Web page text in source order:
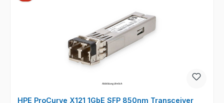
HPE ProCurve X121 1GbE SFP 850nm Transceiver